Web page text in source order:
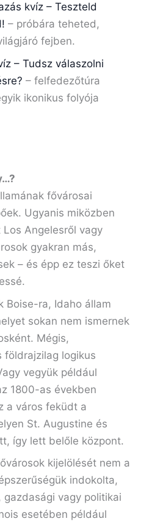
kvíz – Teszteld
– próbára teheted,
fejben.
– Tudsz válaszolni
– felfedezőtúra
ikonikus folyója
fővárosai
Ugyanis miközben
Angelesről vagy
gyakran más,
– és épp ez teszi őket
Boise-ra, Idaho állam
sokan nem ismernek
Mégis,
földrajzilag logikus
vegyük például
1800-as években
a város feküdt a
St. Augustine és
így lett belőle központ.
kijelölését nem a
indokolta,
gazdasági vagy politikai
esetében például